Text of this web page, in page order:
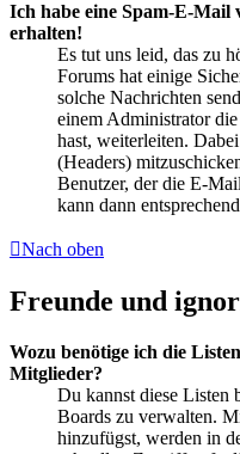
Ich habe eine Spam-E-Mail
erhalten!
Es tut uns leid, das zu
Forums hat einige
solche Nachrichten
einem Administrator
hast, weiterleiten.
(Headers)
Benutzer, der die E-
kann dann
Nach oben
Freunde und
Wozu benötige ich die
Mitglieder?
Du kannst diese Listen
Boards zu verwalten.
hinzufügst, werden in